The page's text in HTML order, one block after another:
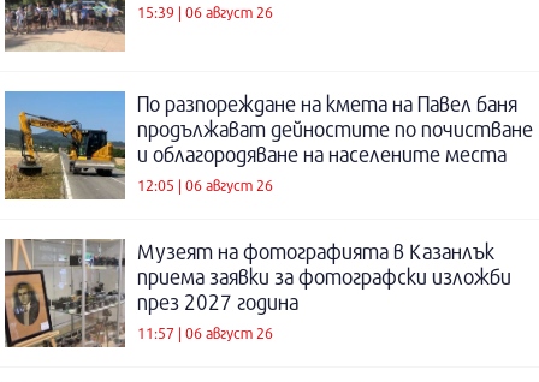
15:39 | 06 август 26
По разпореждане на кмета на Павел баня
продължават дейностите по почистване
и облагородяване на населените места
12:05 | 06 август 26
Музеят на фотографията в Казанлък
приема заявки за фотографски изложби
през 2027 година
11:57 | 06 август 26